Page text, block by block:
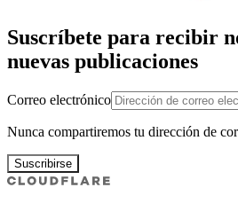
Suscríbete para recibir
nuevas publicaciones
Correo electrónico
Nunca compartiremos tu dirección de
Suscribirse